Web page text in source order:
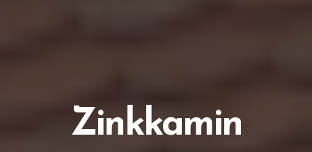
Zinkkamin